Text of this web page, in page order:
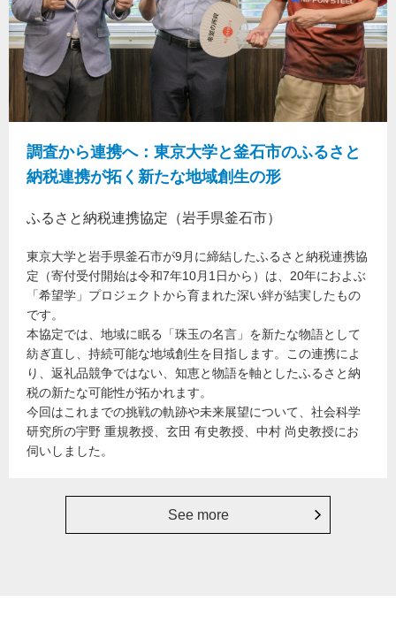
調査から連携へ：東京大学と釜石市のふるさと
納税連携が拓く新たな地域創生の形
ふるさと納税連携協定（岩手県釜石市）
東京大学と岩手県釜石市が9月に締結したふるさと納税連携協
定（寄付受付開始は令和7年10月1日から）は、20年におよぶ
「希望学」プロジェクトから育まれた深い絆が結実したもの
です。
本協定では、地域に眠る「珠玉の名言」を新たな物語として
紡ぎ直し、持続可能な地域創生を目指します。この連携によ
り、返礼品競争ではない、知恵と物語を軸としたふるさと納
税の新たな可能性が拓かれます。
今回はこれまでの挑戦の軌跡や未来展望について、社会科学
研究所の宇野 重規教授、玄田 有史教授、中村 尚史教授にお
伺いしました。
See more